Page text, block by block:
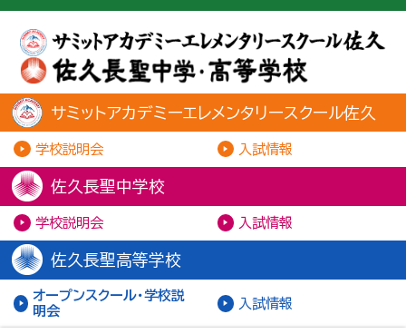
サミットアカデミーエレメンタリースクール佐久
学校説明会 入試情報
佐久長聖中学校
学校説明会 入試情報
佐久長聖高等学校
オープンスクール・学校説
明会
入試情報